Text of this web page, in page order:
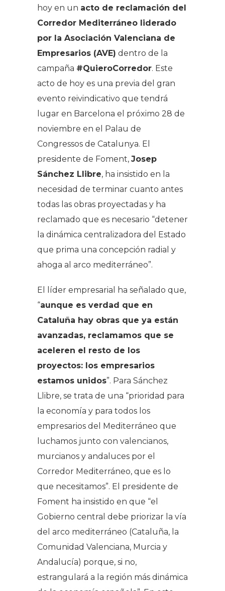
hoy en un acto de reclamación del
Corredor Mediterráneo liderado
por la Asociación Valenciana de
Empresarios (AVE) dentro de la
campaña #QuieroCorredor. Este
acto de hoy es una previa del gran
evento reivindicativo que tendrá
lugar en Barcelona el próximo 28 de
noviembre en el Palau de
Congressos de Catalunya. El
presidente de Foment, Josep
Sánchez Llibre, ha insistido en la
necesidad de terminar cuanto antes
todas las obras proyectadas y ha
reclamado que es necesario “detener
la dinámica centralizadora del Estado
que prima una concepción radial y
ahoga al arco mediterráneo”.
El líder empresarial ha señalado que,
“aunque es verdad que en
Cataluña hay obras que ya están
avanzadas, reclamamos que se
aceleren el resto de los
proyectos: los empresarios
estamos unidos”. Para Sánchez
Llibre, se trata de una “prioridad para
la economía y para todos los
empresarios del Mediterráneo que
luchamos junto con valencianos,
murcianos y andaluces por el
Corredor Mediterráneo, que es lo
que necesitamos”. El presidente de
Foment ha insistido en que “el
Gobierno central debe priorizar la vía
del arco mediterráneo (Cataluña, la
Comunidad Valenciana, Murcia y
Andalucía) porque, si no,
estrangulará a la región más dinámica